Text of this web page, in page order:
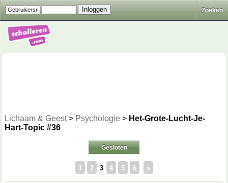
Zoeken
Lichaam & Geest> Psychologie > Het-Grote-Lucht-Je-
Hart-Topic #36
Gesloten
1 2 3 4 5 6 »